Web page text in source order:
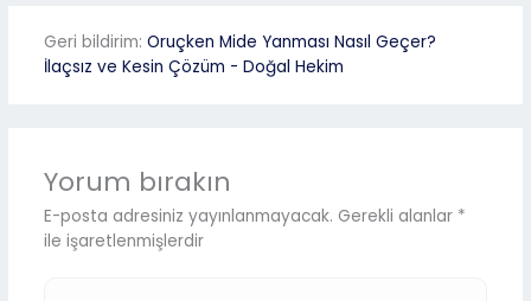
Geri bildirim: Oruçken Mide Yanması Nasıl Geçer?
İlaçsız ve Kesin Çözüm - Doğal Hekim
Yorum bırakın
E-posta adresiniz yayınlanmayacak. Gerekli alanlar *
ile işaretlenmişlerdir